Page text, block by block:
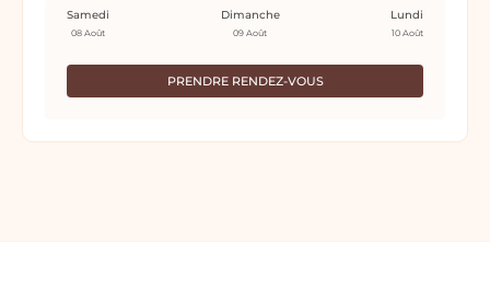
PRENDRE RENDEZ-VOUS
Samedi
08 Août
Dimanche
09 Août
Lundi
10 Août